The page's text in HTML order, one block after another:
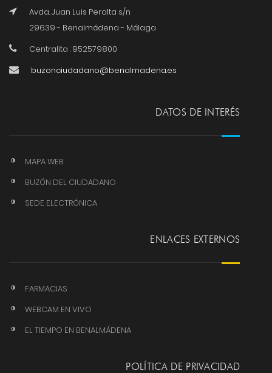
Avda. Juan Luis Peralta s/n
29639 - Benalmádena - Málaga
Centralita : 952579800
buzonciudadano@benalmadena.es
DATOS DE INTERÉS
MAPA WEB
BUZÓN DEL CIUDADANO
SEDE ELECTRÓNICA
ENLACES EXTERNOS
FARMACIAS
WEBCAM EN VIVO
EL TIEMPO EN BENALMÁDENA
POLÍTICA DE PRIVACIDAD